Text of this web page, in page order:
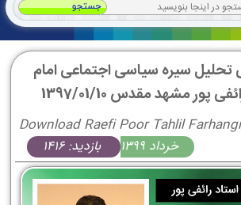
تحلیل سیره سیاسی اجتماعی امام
مشهد مقدس 1397/01/10
Download Raefi Poor Tahlil
خرداد 1399
بازدید: 1416